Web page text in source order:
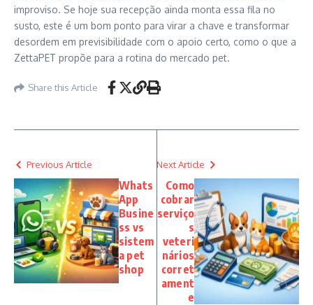
improviso. Se hoje sua recepção ainda monta essa fila no
susto, este é um bom ponto para virar a chave e transformar
desordem em previsibilidade com o apoio certo, como o que a
ZettaPET propõe para a rotina do mercado pet.
Share this Article
Previous Article
Whats
App
Busine
ss vs
sistem
a pet
shop
Next Article
Como
cobrar
serviço
s
veteri
nários
corret
ament
e